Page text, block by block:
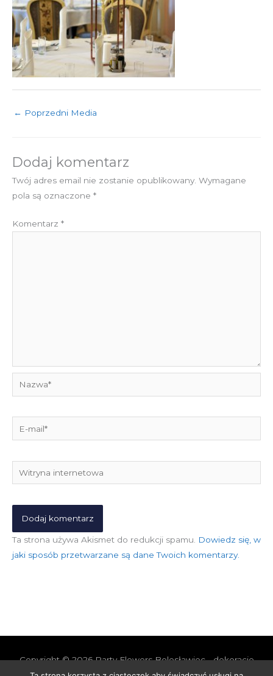
← Poprzedni Media
Dodaj komentarz
Twój adres email nie zostanie opublikowany. Wymagane
pola są oznaczone *
Komentarz *
mail*
Witryna
internetowa
Ta strona używa Akismet do redukcji spamu. Dowiedz się, w
jaki sposób przetwarzane są dane Twoich komentarzy.
Copyright © 2026Party Flowers Bolesławiec - dekoracje